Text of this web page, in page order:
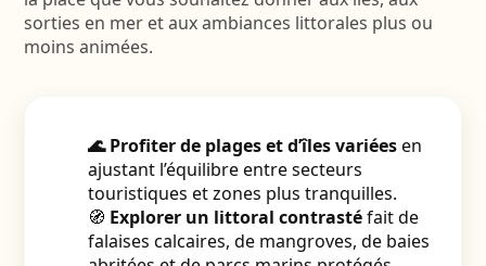
sorties en mer et aux ambiances littorales plus ou
moins animées.
🌊 Profiter de plages et d’îles variéesen
ajustant l’équilibre entre secteurs
touristiques et zones plus tranquilles.
🧭 Explorer un littoral contrastéfait de
falaises calcaires, de mangroves, de baies